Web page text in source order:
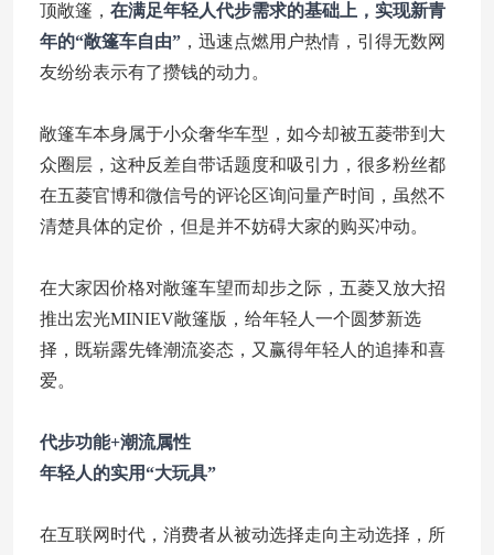
顶敞篷， 在满足年轻人代步需求的基础上，实现新青
年的“敞篷车自由” ，迅速点燃用户热情，引得无数网
友纷纷表示有了攒钱的动力。
敞篷车本身属于小众奢华车型，如今却被五菱带到大
众圈层，这种反差自带话题度和吸引力，很多粉丝都
在五菱官博和微信号的评论区询问量产时间，虽然不
清楚具体的定价，但是并不妨碍大家的购买冲动。
在大家因价格对敞篷车望而却步之际，五菱又放大招
推出宏光MINIEV敞篷版，给年轻人一个圆梦新选
择，既崭露先锋潮流姿态，又赢得年轻人的追捧和喜
爱。
代步功能+潮流属性
年轻人的实用“大玩具”
在互联网时代，消费者从被动选择走向主动选择，所